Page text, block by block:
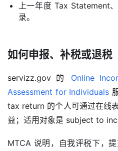
首
上一年度 Tax Statement
录。
如何申报、补税或退税
servizz.gov 的 Online
Assessment for Individuals
tax return 的个人可通过在线
益；适用对象是 subject to
MTCA 说明，自我评税下，